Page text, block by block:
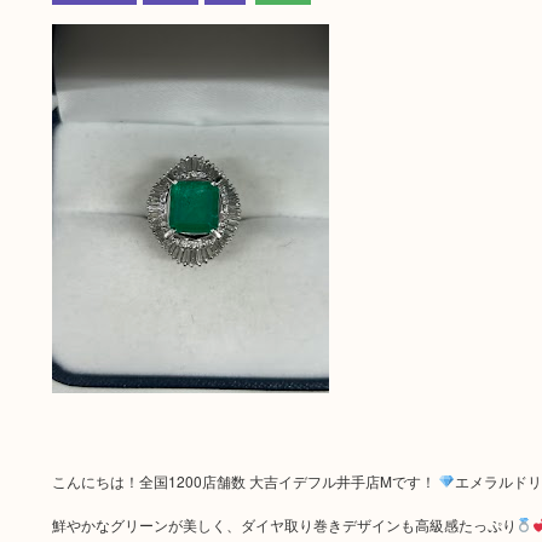
こんにちは！全国1200店舗数 大吉イデフル井手店Mです！ エメラルド
鮮やかなグリーンが美しく、ダイヤ取り巻きデザインも高級感たっぷり